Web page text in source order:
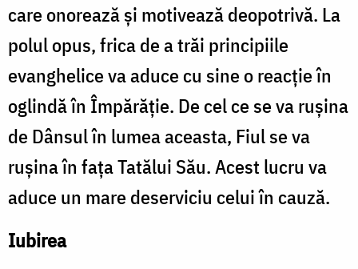
care onorează și motivează deopotrivă. La
polul opus, frica de a trăi principiile
evanghelice va aduce cu sine o reacție în
oglindă în Împărăție. De cel ce se va rușina
de Dânsul în lumea aceasta, Fiul se va
rușina în fața Tatălui Său. Acest lucru va
aduce un mare deserviciu celui în cauză.
Iubirea